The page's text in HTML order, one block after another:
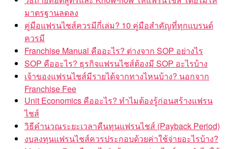
มาตรฐานลดลง
คู่มือแฟรนไชส์ควรมีกี่เล่ม? 10 คู่มือสำคัญที่ทุกแบรนด์
ควรมี
Franchise Manual คืออะไร? ต่างจาก SOP อย่างไร
SOP คืออะไร? ธุรกิจแฟรนไชส์ต้องมี SOP อะไรบ้าง
เจ้าของแฟรนไชส์มีรายได้จากทางไหนบ้าง? นอกจาก
Franchise Fee
Unit Economics คืออะไร? ทำไมต้องรู้ก่อนสร้างแฟรน
ไชส์
วิธีคำนวณระยะเวลาคืนทุนแฟรนไชส์ (Payback Period)
งบลงทุนแฟรนไชส์ควรประกอบด้วยค่าใช้จ่ายอะไรบ้าง?